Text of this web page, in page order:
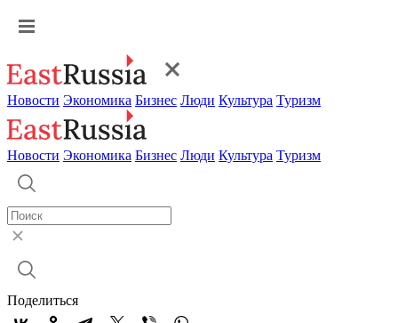
Новости Экономика Бизнес Люди Культура Туризм
Новости Экономика Бизнес Люди Культура Туризм
Поделиться